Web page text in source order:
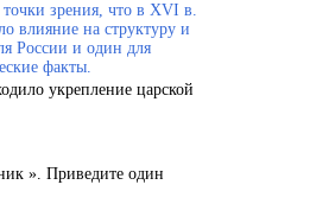
зрения, что в XVI в.
влияние на структуру и
России и один для
факты.
укрепление царской
». Приведите один